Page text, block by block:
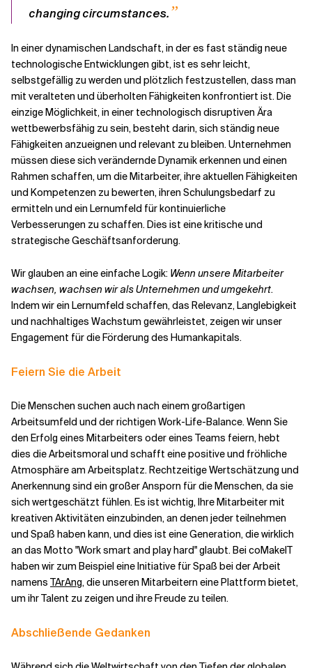
changing circumstances.”
In einer dynamischen Landschaft, in der es fast ständig neue
technologische Entwicklungen gibt, ist es sehr leicht,
selbstgefällig zu werden und plötzlich festzustellen, dass man
mit veralteten und überholten Fähigkeiten konfrontiert ist. Die
einzige Möglichkeit, in einer technologisch disruptiven Ära
wettbewerbsfähig zu sein, besteht darin, sich ständig neue
Fähigkeiten anzueignen und relevant zu bleiben. Unternehmen
müssen diese sich verändernde Dynamik erkennen und einen
Rahmen schaffen, um die Mitarbeiter, ihre aktuellen Fähigkeiten
und Kompetenzen zu bewerten, ihren Schulungsbedarf zu
ermitteln und ein Lernumfeld für kontinuierliche
Verbesserungen zu schaffen. Dies ist eine kritische und
strategische Geschäftsanforderung.
Wir glauben an eine einfache Logik: Wenn unsere Mitarbeiter
wachsen, wachsen wir als Unternehmen und umgekehrt.
Indem wir ein Lernumfeld schaffen, das Relevanz, Langlebigkeit
und nachhaltiges Wachstum gewährleistet, zeigen wir unser
Engagement für die Förderung des Humankapitals.
Feiern Sie die Arbeit
Die Menschen suchen auch nach einem großartigen
Arbeitsumfeld und der richtigen Work-Life-Balance. Wenn Sie
den Erfolg eines Mitarbeiters oder eines Teams feiern, hebt
dies die Arbeitsmoral und schafft eine positive und fröhliche
Atmosphäre am Arbeitsplatz. Rechtzeitige Wertschätzung und
Anerkennung sind ein großer Ansporn für die Menschen, da sie
sich wertgeschätzt fühlen. Es ist wichtig, Ihre Mitarbeiter mit
kreativen Aktivitäten einzubinden, an denen jeder teilnehmen
und Spaß haben kann, und dies ist eine Generation, die wirklich
an das Motto "Work smart and play hard"glaubt. Bei coMakeIT
haben wir zum Beispiel eine Initiative für Spaß bei der Arbeit
namens TArAng, die unseren Mitarbeitern eine Plattform bietet,
um ihr Talent zu zeigen und ihre Freude zu teilen.
Abschließende Gedanken